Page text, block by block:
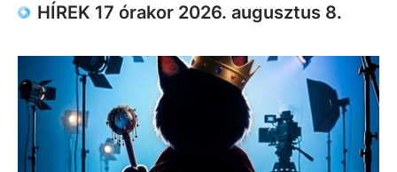
HÍREK 17 órakor 2026. augusztus 8.